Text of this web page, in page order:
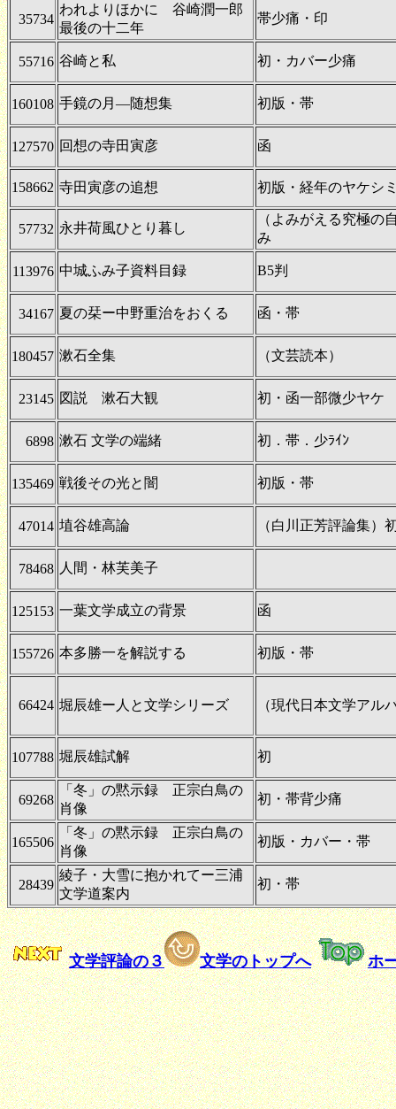
35734
われよりほかに 谷崎潤一郎
最後の十二年
帯少痛・印
55716 谷崎と私 初・カバー少痛
160108 手鏡の月―随想集 初版・帯
127570 回想の寺田寅彦 函
158662 寺田寅彦の追想 初版・経年のヤケシ
57732 永井荷風ひとり暮し
（よみがえる究極の
み
113976 中城ふみ子資料目録 B5判
34167 夏の栞ー中野重治をおくる 函・帯
180457 漱石全集 （文芸読本）
23145 図説 漱石大観 初・函一部微少ヤケ
6898 漱石 文学の端緒 初．帯．少ﾗｲﾝ
135469 戦後その光と闇 初版・帯
47014 埴谷雄高論 （白川正芳評論集）
78468 人間・林芙美子
125153 一葉文学成立の背景 函
155726 本多勝一を解説する 初版・帯
66424 堀辰雄ー人と文学シリーズ （現代日本文学アル
107788 堀辰雄試解 初
69268
「冬」の黙示録 正宗白鳥の
肖像
初・帯背少痛
165506
「冬」の黙示録 正宗白鳥の
肖像
初版・カバー・帯
28439
綾子・大雪に抱かれてー三浦
文学道案内
初・帯
文学評論の３ 文学のトップへ ホ